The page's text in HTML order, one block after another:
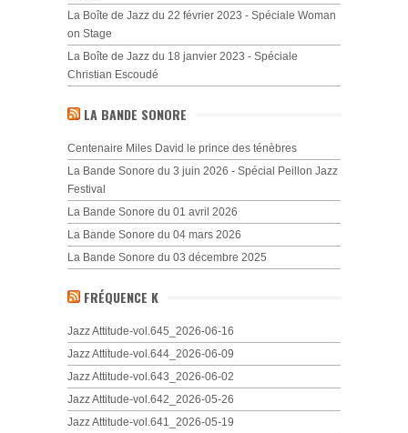
La Boîte de Jazz du 22 février 2023 - Spéciale Woman
on Stage
La Boîte de Jazz du 18 janvier 2023 - Spéciale
Christian Escoudé
LA BANDE SONORE
Centenaire Miles David le prince des ténèbres
La Bande Sonore du 3 juin 2026 - Spécial Peillon Jazz
Festival
La Bande Sonore du 01 avril 2026
La Bande Sonore du 04 mars 2026
La Bande Sonore du 03 décembre 2025
FRÉQUENCE K
Jazz Attitude-vol.645_2026-06-16
Jazz Attitude-vol.644_2026-06-09
Jazz Attitude-vol.643_2026-06-02
Jazz Attitude-vol.642_2026-05-26
Jazz Attitude-vol.641_2026-05-19